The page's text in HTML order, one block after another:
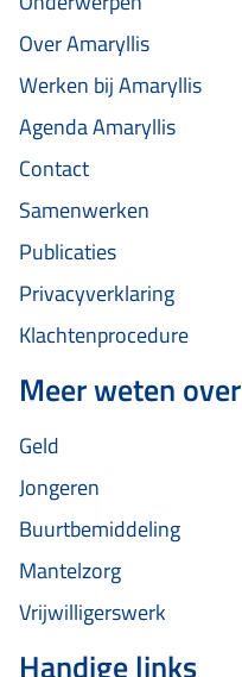
Over Amaryllis
Werken bij Amaryllis
Agenda Amaryllis
Contact
Samenwerken
Publicaties
Privacyverklaring
Klachtenprocedure
Meer weten over
Geld
Jongeren
Buurtbemiddeling
Mantelzorg
Vrijwilligerswerk
Handige links